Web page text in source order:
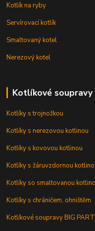
Kotlík na ryby
Servírovací kotlík
Smaltovaný kotel
Nerezový kotel
Kotlíkové soupravy
Kotlíky s trojnožkou
Kotlíky s nerezovou kotlinou
Kotlíky s kovovou kotlinou
Kotlíky s žáruvzdornou
Kotlíky so smaltovanou
Kotlíky s chráničem, ohništěm
Kotlíkové soupravy BIG